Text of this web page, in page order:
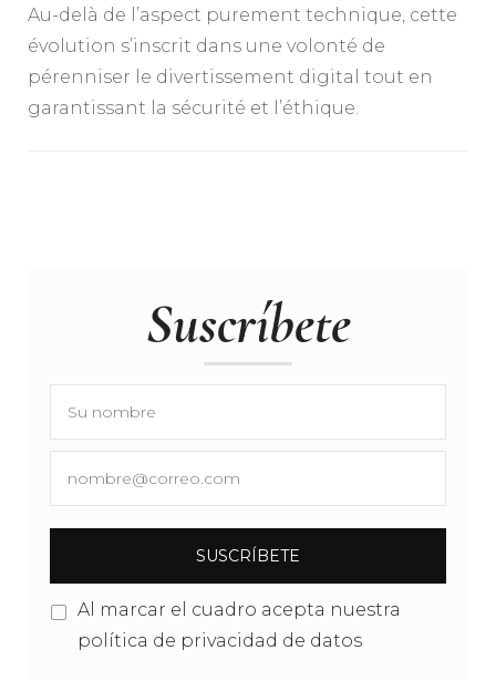
Au-delà de l’aspect purement technique, cette
évolution s’inscrit dans une volonté de
pérenniser le divertissement digital tout en
garantissant la sécurité et l’éthique.
Suscríbete
Al marcar el cuadro acepta nuestra
política de privacidad de datos